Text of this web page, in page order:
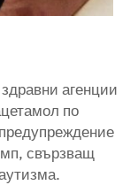
агенции
по
свързващ